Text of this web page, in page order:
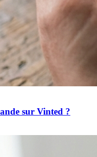
sur Vinted ?